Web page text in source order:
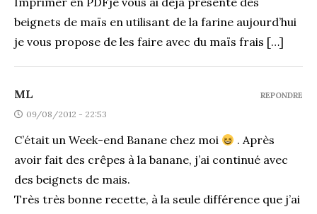
beignets de maïs en utilisant de la farine aujourd’hui
je vous propose de les faire avec du maïs frais […]
ML
09/08/2012 - 22:53
C’était un Week-end Banane chez moi
. Après
avoir fait des crêpes à la banane, j’ai continué avec
des beignets de mais.
Très très bonne recette, à la seule différence que j’ai
REPONDRE